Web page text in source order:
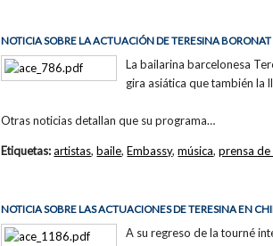
NOTICIA SOBRE LA ACTUACIÓN DE TERESINA
La bailarina barcelonesa
gira asiática que también la
Otras noticias detallan que su programa…
Etiquetas:artistas,baile,Embassy,música,prensa de
NOTICIA SOBRE LAS ACTUACIONES DE TERESINA EN
A su regreso de la tourné